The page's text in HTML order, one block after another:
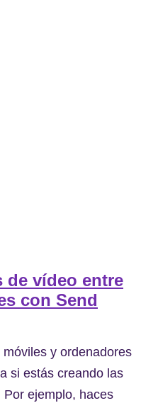
de vídeo entre
con Send
y ordenadores
si estás creando las
Por ejemplo, haces